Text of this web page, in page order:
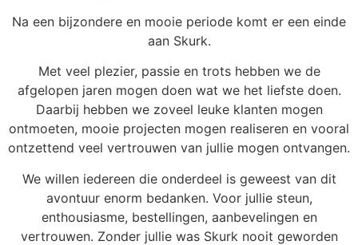
Na een bijzondere en mooie periode komt er een einde
aan Skurk.
Met veel plezier, passie en trots hebben we de
afgelopen jaren mogen doen wat we het liefste doen.
Daarbij hebben we zoveel leuke klanten mogen
ontmoeten, mooie projecten mogen realiseren en vooral
ontzettend veel vertrouwen van jullie mogen ontvangen.
We willen iedereen die onderdeel is geweest van dit
avontuur enorm bedanken. Voor jullie steun,
enthousiasme, bestellingen, aanbevelingen en
vertrouwen. Zonder jullie was Skurk nooit geworden